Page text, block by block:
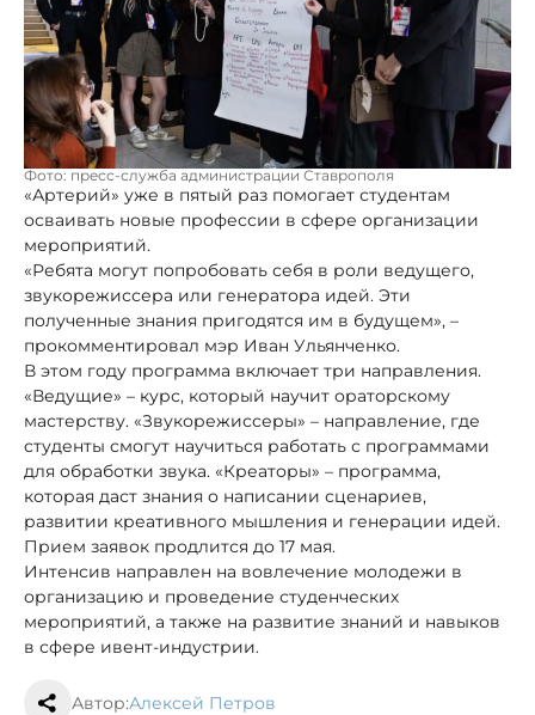
Фото: пресс-служба администрации Ставрополя
«Артерий» уже в пятый раз помогает студентам
осваивать новые профессии в сфере организации
мероприятий.
«Ребята могут попробовать себя в роли ведущего,
звукорежиссера или генератора идей. Эти
полученные знания пригодятся им в будущем», –
прокомментировал мэр Иван Ульянченко.
В этом году программа включает три направления.
«Ведущие» – курс, который научит ораторскому
мастерству. «Звукорежиссеры» – направление, где
студенты смогут научиться работать с программами
для обработки звука. «Креаторы» – программа,
которая даст знания о написании сценариев,
развитии креативного мышления и генерации идей.
Прием заявок продлится до 17 мая.
Интенсив направлен на вовлечение молодежи в
организацию и проведение студенческих
мероприятий, а также на развитие знаний и навыков
в сфере ивент-индустрии.
Автор:Алексей Петров